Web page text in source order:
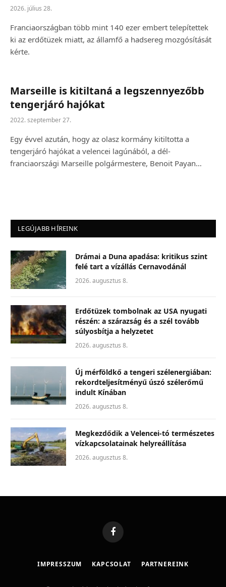
2026. július 28.
Franciaországban több mint 140 ezer embert telepítettek
ki az erdőtüzek miatt, az államfő a hadsereg mozgósítását
kérte.
Marseille is kitiltaná a legszennyezőbb
tengerjáró hajókat
2022. szeptember 27.
Egy évvel azután, hogy az olasz kormány kitiltotta a
tengerjáró hajókat a velencei lagúnából, a dél-
franciaországi Marseille polgármestere, Benoit Payan…
LEGÚJABB HÍREINK
Drámai a Duna apadása: kritikus szint
felé tart a vízállás Cernavodánál
2026. augusztus 8.
Erdőtüzek tombolnak az USA nyugati
részén: a szárazság és a szél tovább
súlyosbítja a helyzetet
2026. augusztus 8.
Új mérföldkő a tengeri szélenergiában:
rekordteljesítményű úszó szélerőmű
indult Kínában
2026. augusztus 8.
Megkezdődik a Velencei-tó természetes
vízkapcsolatainak helyreállítása
2026. augusztus 8.
Facebook
IMPRESSZUM KAPCSOLAT PARTNEREINK